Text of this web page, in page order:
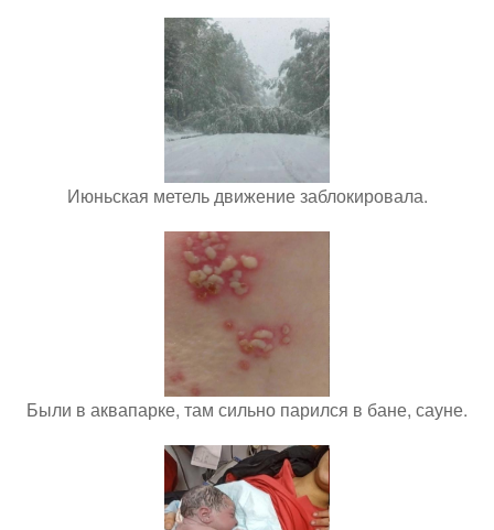
Июньская метель движение заблокировала.
Были в аквапарке, там сильно парился в бане, сауне.